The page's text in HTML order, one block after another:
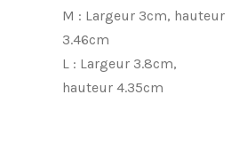
M : Largeur 3cm, hauteur
3.46cm
L : Largeur 3.8cm,
hauteur 4.35cm